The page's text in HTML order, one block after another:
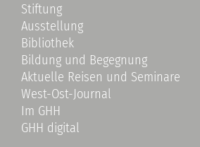
Stiftung
Ausstellung
Bibliothek
Bildung und Begegnung
Aktuelle Reisen und Seminare
West-Ost-Journal
Im GHH
GHH digital